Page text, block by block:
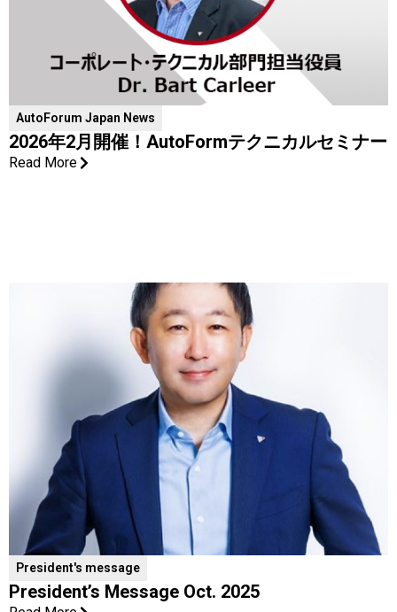
AutoForum Japan News
2026年2月開催！AutoFormテクニカルセミナー
Read More
President's message
President’s Message Oct. 2025